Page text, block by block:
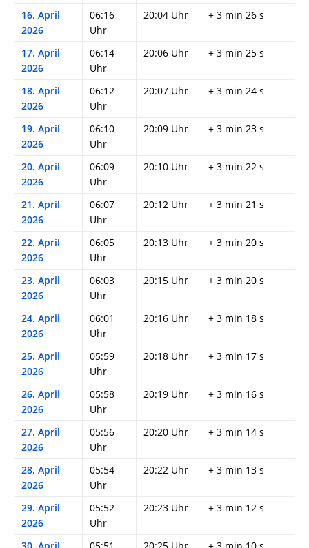
16. April
2026
06:16
Uhr
20:04 Uhr + 3 min 26 s
17. April
2026
06:14
Uhr
20:06 Uhr + 3 min 25 s
18. April
2026
06:12
Uhr
20:07 Uhr + 3 min 24 s
19. April
2026
06:10
Uhr
20:09 Uhr + 3 min 23 s
20. April
2026
06:09
Uhr
20:10 Uhr + 3 min 22 s
21. April
2026
06:07
Uhr
20:12 Uhr + 3 min 21 s
22. April
2026
06:05
Uhr
20:13 Uhr + 3 min 20 s
23. April
2026
06:03
Uhr
20:15 Uhr + 3 min 20 s
24. April
2026
06:01
Uhr
20:16 Uhr + 3 min 18 s
25. April
2026
05:59
Uhr
20:18 Uhr + 3 min 17 s
26. April
2026
05:58
Uhr
20:19 Uhr + 3 min 16 s
27. April
2026
05:56
Uhr
20:20 Uhr + 3 min 14 s
28. April
2026
05:54
Uhr
20:22 Uhr + 3 min 13 s
29. April
2026
05:52
Uhr
20:23 Uhr + 3 min 12 s